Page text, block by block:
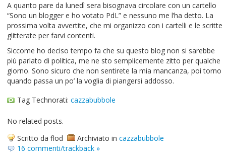
A quanto pare da lunedì sera bisognava circolare con un cartello
“Sono un blogger e ho votato PdL” e nessuno me l’ha detto. La
prossima volta avvertite, che mi organizzo con i cartelli e le scritte
glitterate per farvi contenti.
Siccome ho deciso tempo fa che su questo blog non si sarebbe
più parlato di politica, me ne sto semplicemente zitto per qualche
giorno. Sono sicuro che non sentirete la mia mancanza, poi torno
quando passa un po’ la voglia di piangersi addosso.
Tag Technorati: cazzabubbole
No related posts.
Scritto da flod
Archiviato in cazzabubbole
16 commenti/trackback »